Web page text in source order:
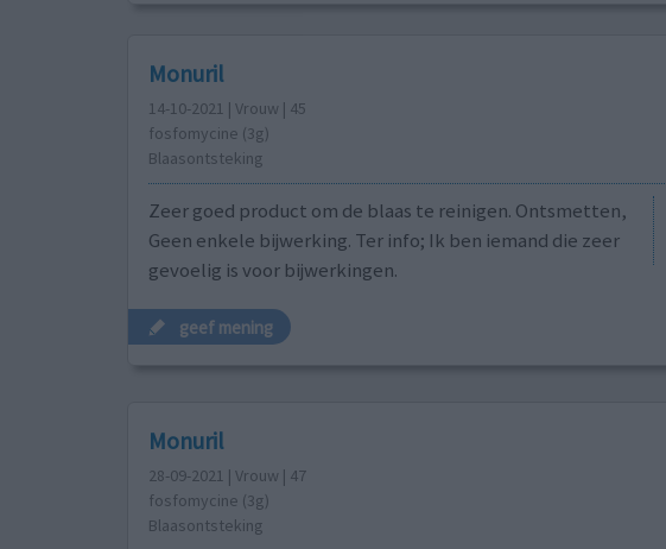
Monuril
14-10-2021 | Vrouw | 45
fosfomycine (3g)
Blaasontsteking
Zeer goed product om de blaas te reinigen. Ontsmetten,
Geen enkele bijwerking. Ter info; Ik ben iemand die zeer
gevoelig is voor bijwerkingen.
geef mening
Monuril
28-09-2021 | Vrouw | 47
fosfomycine (3g)
Blaasontsteking